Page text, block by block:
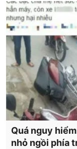
Quá nguy
nhỏ ngồi phía